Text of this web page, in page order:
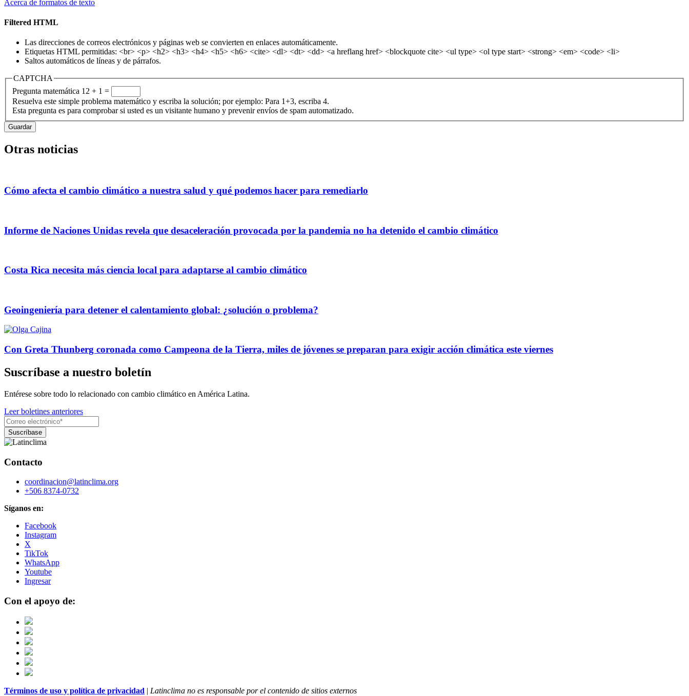
Acerca de formatos de texto
Filtered HTML
Las direcciones de correos electrónicos y páginas web se convierten en enlaces automáticamente.
Etiquetas HTML permitidas: <br> <p> <h2> <h3> <h4> <h5> <h6> <cite> <dl> <dt> <dd> <a hreflang href> <blockquote cite> <ul type> <ol type start> <strong> <em> <code> <li>
Saltos automáticos de líneas y de párrafos.
CAPTCHA
Pregunta matemática 12 + 1 =
Resuelva este simple problema matemático y escriba la solución; por ejemplo: Para 1+3, escriba 4.
Esta pregunta es para comprobar si usted es un visitante humano y prevenir envíos de spam automatizado.
Otras noticias
Cómo afecta el cambio climático a nuestra salud y qué podemos hacer para remediarlo
Informe de Naciones Unidas revela que desaceleración provocada por la pandemia no ha detenido el cambio climático
Costa Rica necesita más ciencia local para adaptarse al cambio climático
Geoingeniería para detener el calentamiento global: ¿solución o problema?
Con Greta Thunberg coronada como Campeona de la Tierra, miles de jóvenes se preparan para exigir acción climática este viernes
Suscríbase a nuestro boletín
Entérese sobre todo lo relacionado con cambio climático en América Latina.
Leer boletines anteriores
Contacto
coordinacion@latinclima.org
+506 8374-0732
Síganos en:
Facebook
Instagram
X
TikTok
WhatsApp
Youtube
Ingresar
Con el apoyo de:
Términos de uso y política de privacidad | Latinclima no es responsable por el contenido de sitios externos